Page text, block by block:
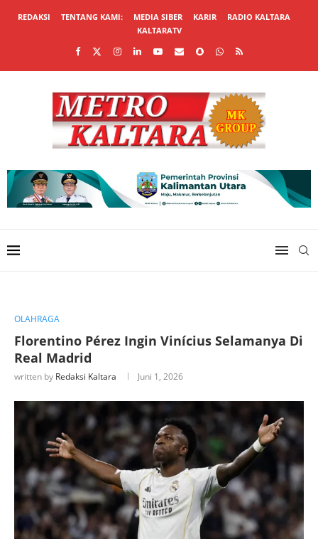
REDAKSI TENTANG KAMI: MEDIA SIBER KARIR
RADIO KALTARA
KALTARATV
OLAHRAGA
Florentino Pérez Ingin Vinícius Selamanya Di
Real Madrid
written by Redaksi Kaltara Juni 1, 2026